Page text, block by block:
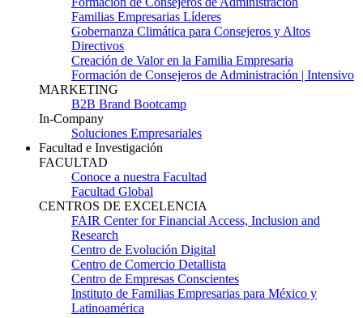
Familias Empresarias Líderes
Gobernanza Climática para Consejeros y Altos
Directivos
Creación de Valor en la Familia Empresaria
Formación de Consejeros de Administración | Intensivo
MARKETING
B2B Brand Bootcamp
In-Company
Soluciones Empresariales
Facultad e Investigación
FACULTAD
Conoce a nuestra Facultad
Facultad Global
CENTROS DE EXCELENCIA
FAIR Center for Financial Access, Inclusion and
Research
Centro de Evolución Digital
Centro de Comercio Detallista
Centro de Empresas Conscientes
Instituto de Familias Empresarias para México y
Latinoamérica